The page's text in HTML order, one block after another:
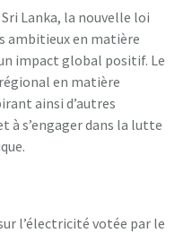
Lanka, la nouvelle loi
ambitieux en matière
impact global positif. Le
en matière
ainsi d’autres
à s’engager dans la lutte
l’électricité votée par le